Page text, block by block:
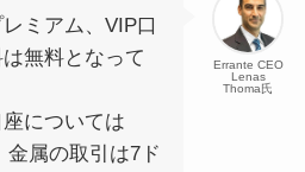
Errante CEO
Lenas
Thoma氏
ミアム、VIP口
無料となって
については
金属の取引は7ド